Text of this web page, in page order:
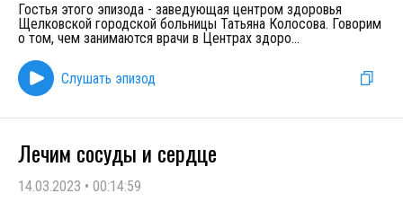
Гостья этого эпизода - заведующая центром здоровья
Щелковской городской больницы Татьяна Колосова. Говорим
о том, чем занимаются врачи в Центрах здоро...
Слушать эпизод
Лечим сосуды и сердце
14.03.2023 • 00:14:59